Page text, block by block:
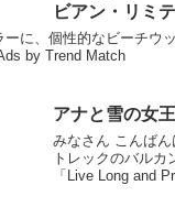
ビアン・リミ
ーに、個性的なビーチウ
by Trend Match
アナと雪の女王
みなさん こんば
トレックのバルカ
「Live Long and